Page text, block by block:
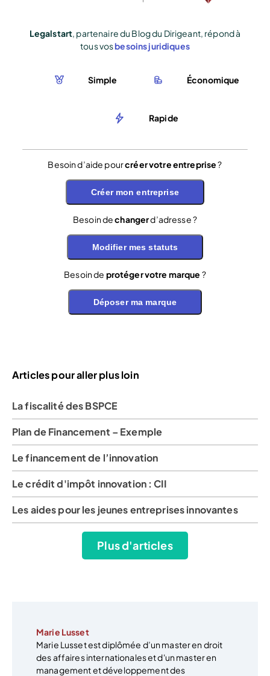
Legalstart, partenaire du Blog du Dirigeant, répond à
tous vosbesoins juridiques
Simple Économique
Rapide
Besoin d’aide pourcréer votre entreprise?
Créer mon entreprise
Besoin dechangerd’adresse ?
Modifier mes statuts
Besoin de protéger votre marque ?
Déposer ma marque
Articles pour aller plus loin
La fiscalité des BSPCE
Plan de Financement – Exemple
Le financement de l’innovation
Le crédit d'impôt innovation : CII
Les aides pour les jeunes entreprises innovantes
Plus d'articles
Marie Lusset
Marie Lusset est diplômée d’un master en droit
des affaires internationales et d'un master en
management et développement des